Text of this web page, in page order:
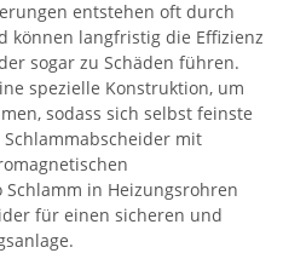
entstehen oft durch
können langfristig die Effizienz
sogar zu Schäden führen.
spezielle Konstruktion, um
sodass sich selbst feinste
mit
in Heizungsrohren
für einen sicheren und